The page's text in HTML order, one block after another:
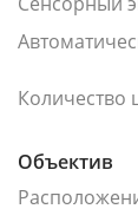
Количество
Объектив